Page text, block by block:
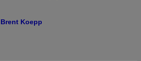
Brent Koepp